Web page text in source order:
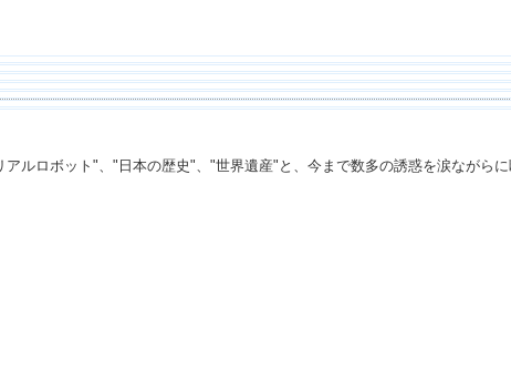
ルロボット"、"日本の歴史"、"世界遺産"と、今まで数多の誘惑を涙ながら